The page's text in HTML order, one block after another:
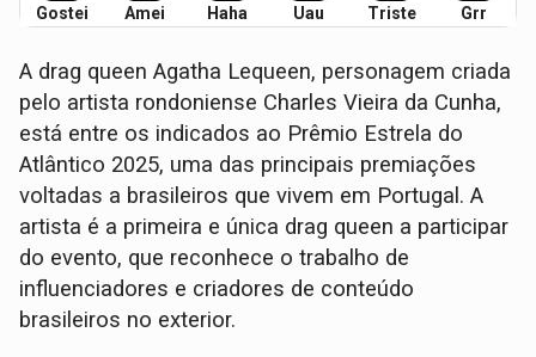
Gostei Amei Haha Uau Triste Grr
A drag queen Agatha Lequeen, personagem criada
pelo artista rondoniense Charles Vieira da Cunha,
está entre os indicados ao Prêmio Estrela do
Atlântico 2025, uma das principais premiações
voltadas a brasileiros que vivem em Portugal. A
artista é a primeira e única drag queen a participar
do evento, que reconhece o trabalho de
influenciadores e criadores de conteúdo
brasileiros no exterior.